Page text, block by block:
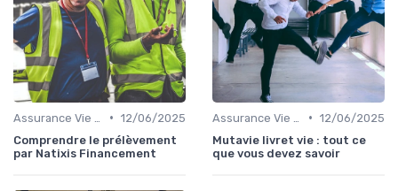
• 12/06/2025
Comprendre le prélèvement
par Natixis Financement
• 12/06/2025
Mutavie livret vie : tout ce
que vous devez savoir